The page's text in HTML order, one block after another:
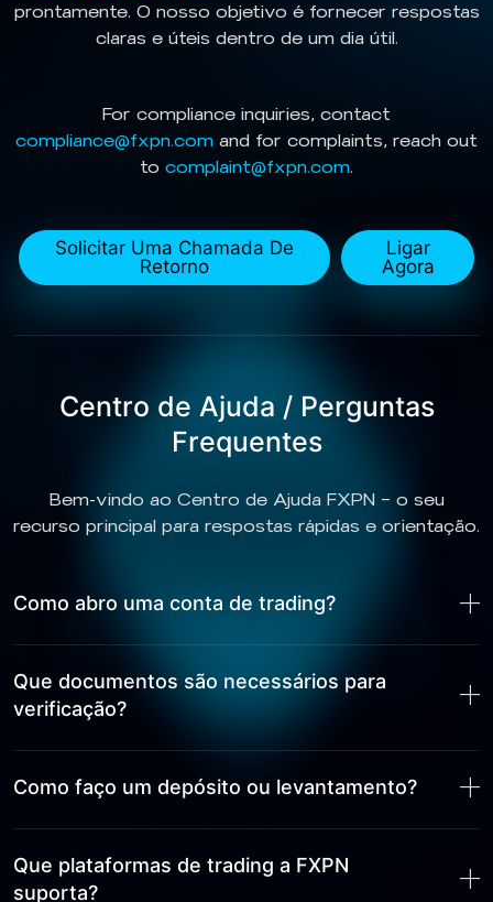
prontamente. O nosso objetivo é fornecer respostas
claras e úteis dentro de um dia útil.
For compliance inquiries, contact
compliance@fxpn.com and for complaints, reach out
to complaint@fxpn.com.
Solicitar Uma Chamada De
Retorno
Ligar
Agora
Centro de Ajuda / Perguntas
Frequentes
Bem-vindo ao Centro de Ajuda FXPN — o seu
recurso principal para respostas rápidas e orientação.
Como abro uma conta de trading?
Que documentos são necessários para
verificação?
Como faço um depósito ou levantamento?
Que plataformas de trading a FXPN
suporta?